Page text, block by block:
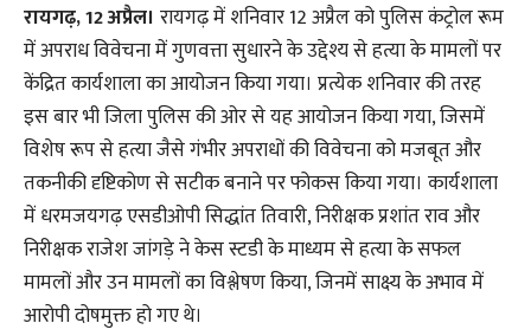
रायगढ़, 12 अप्रैल। रायगढ़ में शनिवार 12 अप्रैल को पुलिस कंट्रोल रूम
में अपराध विवेचना में गुणवत्ता सुधारने के उद्देश्य से हत्या के मामलों पर
केंद्रित कार्यशाला का आयोजन किया गया। प्रत्येक शनिवार की तरह
इस बार भी जिला पुलिस की ओर से यह आयोजन किया गया, जिसमें
विशेष रूप से हत्या जैसे गंभीर अपराधों की विवेचना को मजबूत और
तकनीकी दृष्टिकोण से सटीक बनाने पर फोकस किया गया। कार्यशाला
में धरमजयगढ़ एसडीओपी सिद्धांत तिवारी, निरीक्षक प्रशांत राव और
निरीक्षक राजेश जांगड़े ने केस स्टडी के माध्यम से हत्या के सफल
मामलों और उन मामलों का विश्लेषण किया, जिनमें साक्ष्य के अभाव में
आरोपी दोषमुक्त हो गए थे।